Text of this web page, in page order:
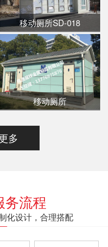
移动厕所SD-018
移动厕所
多
务流程
化设计，合理搭配